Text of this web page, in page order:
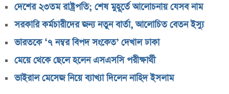
শেখ হাসিনার বক্তব্য ঘিরে ভারতকে কড়া বার্তা বাংলাদেশের
বাংলাদেশ নিয়ে নতুন বিতর্ক, মুখ খুললেন সজীব ওয়াজেদ জয়
শেয়ারবাজার উত্থানের নেতৃত্বে মিউচুয়াল ফান্ড
শেয়ারবাজার ঊর্ধ্বমুখী. তারপরও উধাও ২৩ হাজার বিও হিসাব
তারেক রহমানকে উদ্দেশ করে ফেসবুকে রহস্যময় প্রশ্ন
দেশের ২৩তম রাষ্ট্রপতি; শেষ মুহূর্তে আলোচনায় যেসব নাম
সরকারি কর্মচারীদের জন্য নতুন বার্তা, আলোচিত বেতন ইস্যু
ভারতকে ‘৭ নম্বর বিপদ সংকেত’ দেখাল ঢাকা
মেয়ে থেকে ছেলে হলেন এসএসসি পরীক্ষার্থী
ভাইরাল মেসেজ নিয়ে ব্যাখ্যা দিলেন নাহিদ ইসলাম